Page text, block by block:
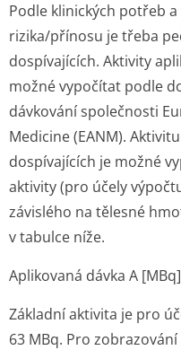
Podle klinických potřeb
rizika/přínosu je třeba
dospívajících. Aktivity
možné vypočítat podle
dávkování společnosti
Medicine (EANM).
dospívajících je možné
aktivity (pro účely
závislého na tělesné
v tabulce níže.
Aplikovaná dávka A
Základní aktivita je pro
63 MBq. Pro